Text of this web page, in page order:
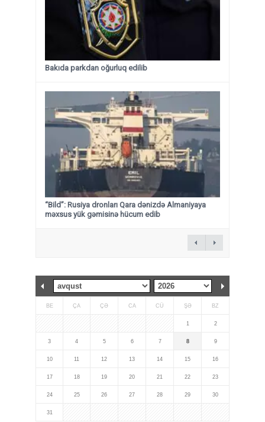
Bakıda parkdan oğurluq edilib
“Bild”: Rusiya dronları Qara dənizdə Almaniyaya
məxsus yük gəmisinə hücum edib
BE ÇA ÇƏ CA CÜ ŞƏ BZ
1 2
3 4 5 6 7 8 9
10 11 12 13 14 15 16
17 18 19 20 21 22 23
24 25 26 27 28 29 30
31